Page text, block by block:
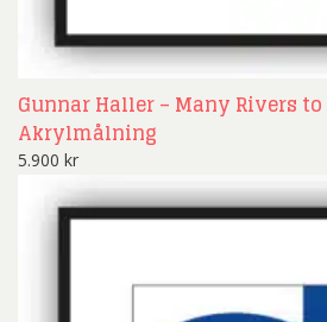
Gunnar Haller – Many Rivers to
Akrylmålning
5.900 kr